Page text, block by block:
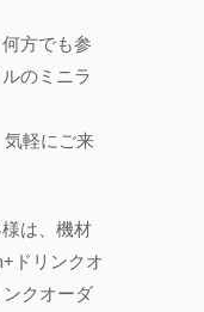
方でも参
のミニラ
軽にご来
は、機材
ドリンクオ
クオーダ